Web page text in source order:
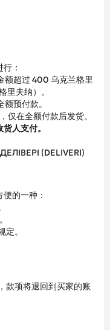
：
超过 400 乌克兰格里
里夫纳）。
预付款。
仅在全额付款后发货。
人支付。
(DELIVERI)
的一种：
。
款项将退回到买家的账